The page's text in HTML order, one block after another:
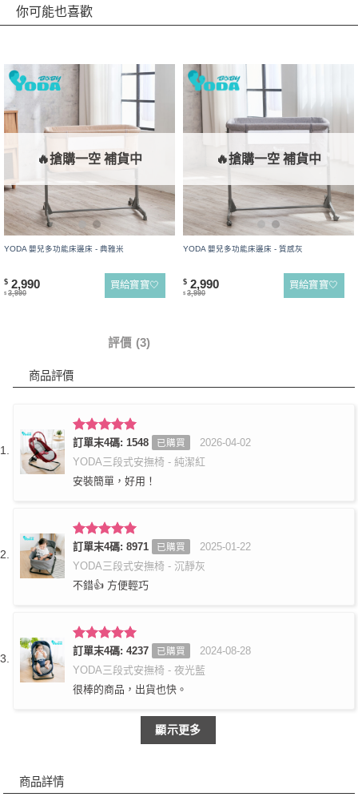
你可能也喜歡
🔥搶購一空 補貨中
YODA 嬰兒多功能床邊床 - 典雅米
$ 2,990
$ 3,990
買給寶寶🤍
🔥搶購一空 補貨中
YODA 嬰兒多功能床邊床 - 質感灰
$ 2,990
$ 3,990
買給寶寶🤍
評價 (3)
商品評價
評分5滿
分 5
訂單末4碼: 1548 已購買
2026-04-02
YODA三段式安撫椅 - 純潔紅
安裝簡單，好用！
評分5滿
分 5
訂單末4碼: 8971 已購買
2025-01-22
YODA三段式安撫椅 - 沉靜灰
不錯👍 方便輕巧
評分5滿
分 5
訂單末4碼: 4237 已購買
2024-08-28
YODA三段式安撫椅 - 夜光藍
很棒的商品，出貨也快。
顯示更多
商品詳情